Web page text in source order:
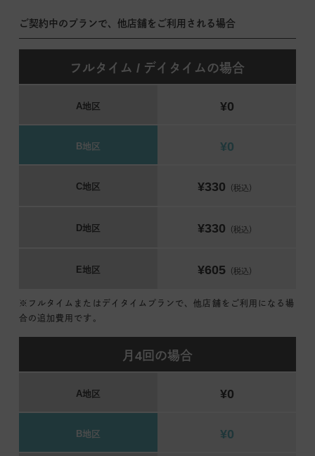
ご契約中のプランで、他店舗をご利用される場合
フルタイム / デイタイムの場合
A地区 ¥0
B地区 ¥0
C地区 ¥330 （税込）
D地区 ¥330 （税込）
E地区 ¥605（税込）
※フルタイムまたはデイタイムプランで、他店舗をご利用になる場
合の追加費用です。
月4回の場合
A地区 ¥0
B地区 ¥0